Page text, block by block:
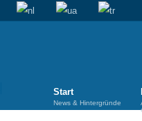
Start
News & Hintergründe